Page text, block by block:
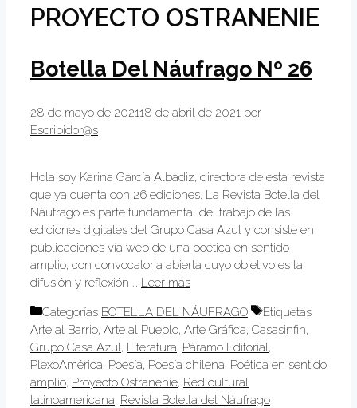
PROYECTO OSTRANENIE
Botella Del Náufrago Nº 26
28 de mayo de 202118 de abril de 2021 por
Escribidor@s
Hola soy Karina García Albadiz, directora de esta revista
que ya cuenta con 26 ediciones. La Revista Botella del
Náufrago es parte fundamental del trabajo de las
ediciones digitales del Grupo Casa Azul y consiste en
publicaciones vía web de una poética en sentido
amplio, con convocatoria abierta cuyo objetivo es la
difusión y reflexión … Leer más
Categorías BOTELLA DEL NÁUFRAGO
Etiquetas
Arte al Barrio, Arte al Pueblo, Arte Gráfica, Casasinfin,
Grupo Casa Azul, Literatura, Páramo Editorial,
PlexoAmérica, Poesía, Poesía chilena, Poética en sentido
amplio, Proyecto Ostranenie, Red cultural
latinoamericana, Revista Botella del Náufrago